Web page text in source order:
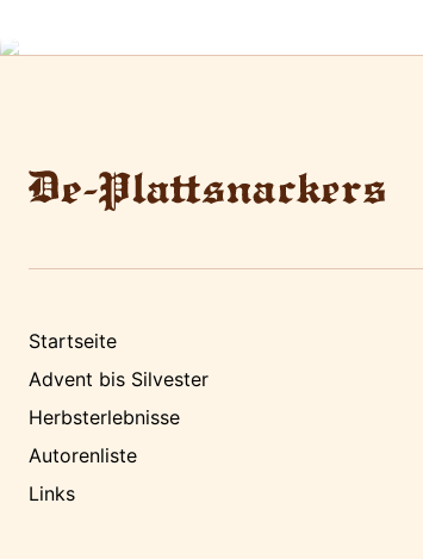
Startseite
Advent bis Silvester
Herbsterlebnisse
Autorenliste
Links